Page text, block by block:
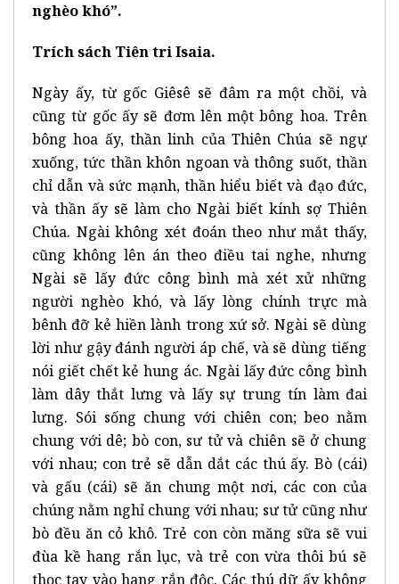
nghèo khó”.
Trích sách Tiên tri Isaia.
Ngày ấy, từ gốc Giêsê sẽ đâm ra một chồi, và
cũng từ gốc ấy sẽ đơm lên một bông hoa. Trên
bông hoa ấy, thần linh của Thiên Chúa sẽ ngự
xuống, tức thần khôn ngoan và thông suốt, thần
chỉ dẫn và sức mạnh, thần hiểu biết và đạo đức,
và thần ấy sẽ làm cho Ngài biết kính sợ Thiên
Chúa. Ngài không xét đoán theo như mắt thấy,
cũng không lên án theo điều tai nghe, nhưng
Ngài sẽ lấy đức công bình mà xét xử những
người nghèo khó, và lấy lòng chính trực mà
bênh đỡ kẻ hiền lành trong xứ sở. Ngài sẽ dùng
lời như gậy đánh người áp chế, và sẽ dùng tiếng
nói giết chết kẻ hung ác. Ngài lấy đức công bình
làm dây thắt lưng và lấy sự trung tín làm đai
lưng. Sói sống chung với chiên con; beo nằm
chung với dê; bò con, sư tử và chiên sẽ ở chung
với nhau; con trẻ sẽ dẫn dắt các thú ấy. Bò (cái)
và gấu (cái) sẽ ăn chung một nơi, các con của
chúng nằm nghỉ chung với nhau; sư tử cũng như
bò đều ăn cỏ khô. Trẻ con còn măng sữa sẽ vui
đùa kề hang rắn lục, và trẻ con vừa thôi bú sẽ
thọc tay vào hang rắn độc. Các thú dữ ấy không